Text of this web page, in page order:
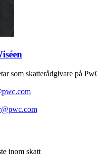
som skatterådgivare på
inom skatt